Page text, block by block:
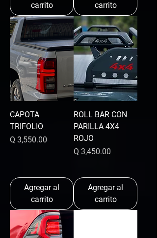
carrito
carrito
CAPOTA
TRIFOLIO
Precio
Q 3,550.00
Agregar al
carrito
ROLL BAR CON
PARILLA 4X4
ROJO
Precio
Q 3,450.00
Agregar al
carrito